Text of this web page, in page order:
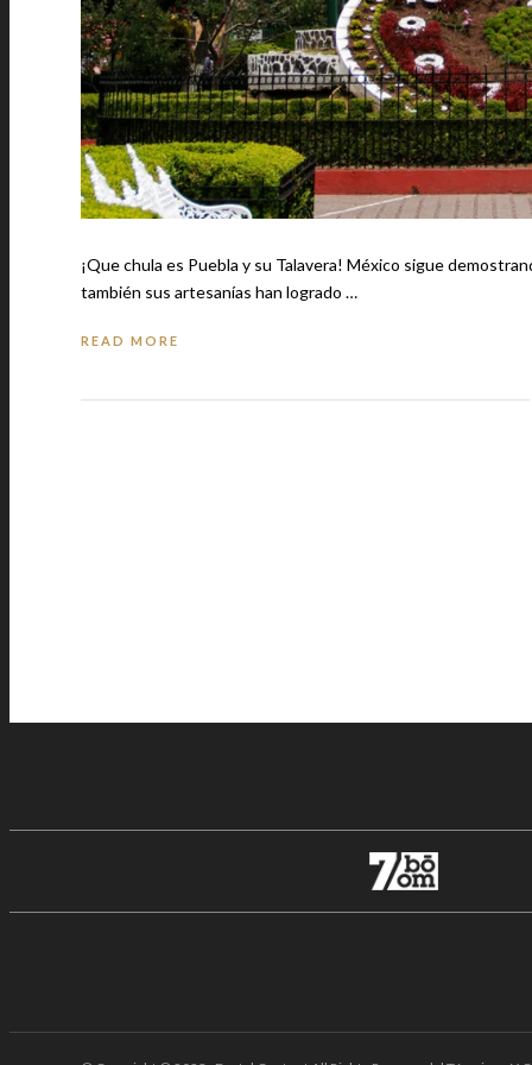
¡Que chula es Puebla y su Talavera! México sigue demostrando que es un lugar bellísimo y no solo en cuanto a sus paisajes y ciudades,
también sus artesanías han logrado …
READ MORE